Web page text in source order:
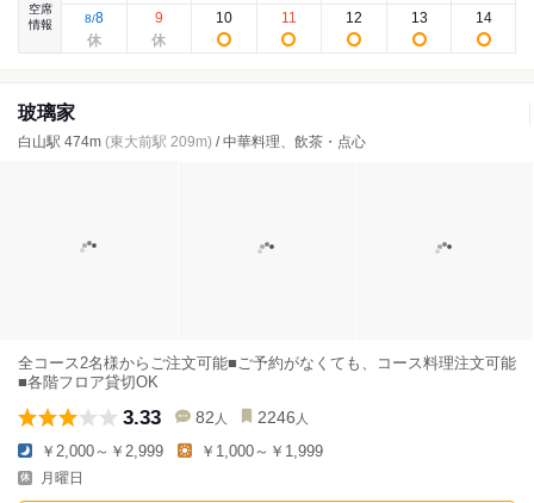
空席
情報
8/8 9 10 11 12 13 14
玻璃家
白山駅 474m (東大前駅 209m) / 中華料理、飲茶・点心
全コース2名様からご注文可能■ご予約がなくても、コース料理注文可能
■各階フロア貸切OK
3.33 82 人 2246 人
￥2,000～￥2,999 ￥1,000～￥1,999
月曜日